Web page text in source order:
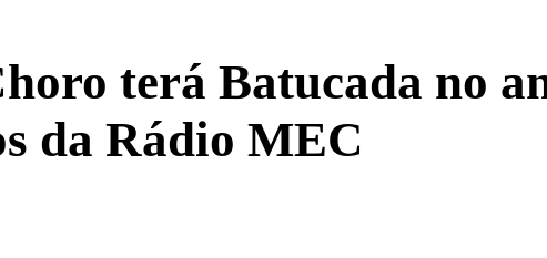
terá Batucada no
da Rádio MEC